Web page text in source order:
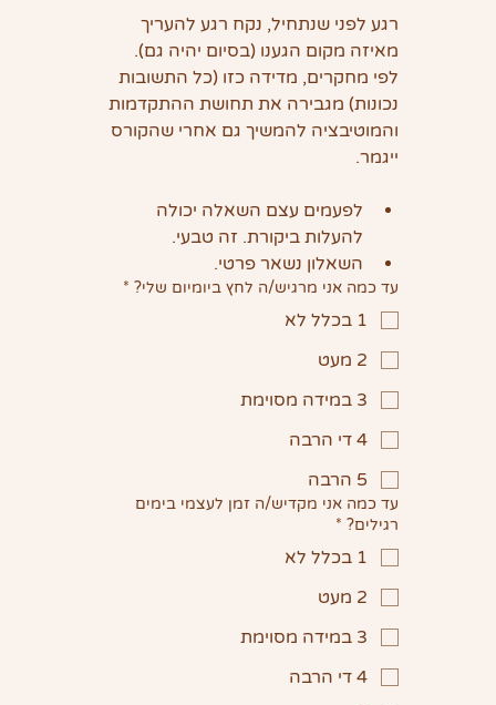
מאיזה מקום הגענו (בסיום יהיה גם).
ייגמר.
להעלות ביקורת. זה טבעי.
השאלון נשאר פרטי.
עד כמה אני מרגיש/ה לחץ ביומיום שלי? *
1 בכלל לא
2 מעט
3 במידה מסוימת
4 די הרבה
5 הרבה
עד כמה אני מקדיש/ה זמן לעצמי בימים
רגילים? *
1 בכלל לא
2 מעט
3 במידה מסוימת
4 די הרבה